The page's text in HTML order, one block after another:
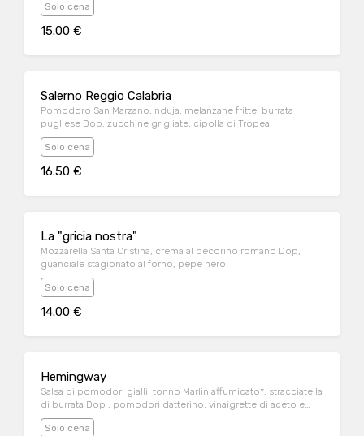
Solo cena
15.00 €
Salerno Reggio Calabria
Pomodoro San Marzano, nduja, melanzane fritte, burrata
pugliese Dop, zucchine grigliate, cipolla di Tropea
Solo cena
16.50 €
La "gricia nostra"
Mozzarella Santa Cristina, crema al pecorino romano Dop,
guanciale stagionato al forno, pepe nero
Solo cena
14.00 €
Hemingway
Salsa di pomodori gialli, tonno Marlin affumicato*, stracciatella
di burrata Dop , pomodori datterino, vinaigrette di aceto e
lime
Solo cena